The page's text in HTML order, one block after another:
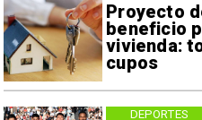
Proyecto
beneficio
vivienda:
cupos
DEPORTES